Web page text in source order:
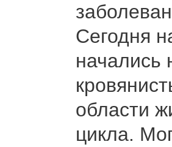
Сегодня
начались
области
цикла.